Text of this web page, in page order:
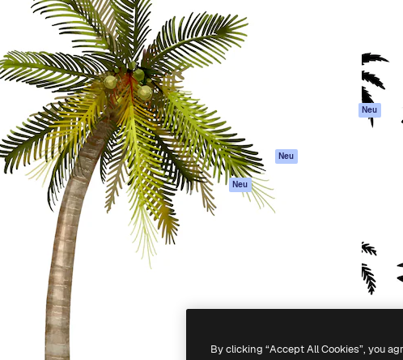
Plattform, um deine beste
verwirklichen. Mehr als 1 Million
unter Kreativen, Unternehmen,
und Studios.
Spaces
KI-Assistent
KI-Bildgenerator
KI-Videogenerator
KI-
Stimmengenerator
Stock-Inhalte
MCP für
Claude/ChatGPT
Neu
Agenten Neu
API
Neu
Cookie-Richtlinie
2026Freepik Company S.L.U.
By clicking “Accept All Cookies”, you